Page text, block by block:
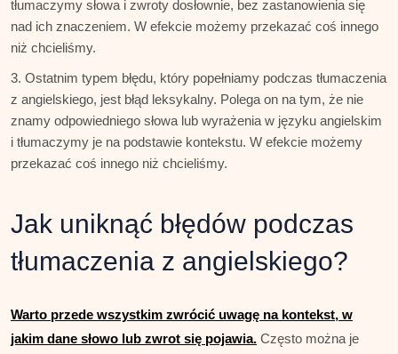
tłumaczymy słowa i zwroty dosłownie, bez zastanowienia się
nad ich znaczeniem. W efekcie możemy przekazać coś innego
niż chcieliśmy.
Ostatnim typem błędu, który popełniamy podczas tłumaczenia
z angielskiego, jest błąd leksykalny. Polega on na tym, że nie
znamy odpowiedniego słowa lub wyrażenia w języku angielskim
i tłumaczymy je na podstawie kontekstu. W efekcie możemy
przekazać coś innego niż chcieliśmy.
Jak uniknąć błędów podczas
tłumaczenia z angielskiego?
Warto przede wszystkim zwrócić uwagę na kontekst, w
jakim dane słowo lub zwrot się pojawia. Często można je